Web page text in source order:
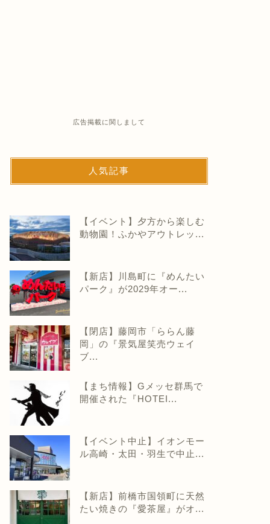
広告掲載に関しまして
人気記事
【イベント】夕方から楽しむ
動物園！ふかやアウトレッ...
【新店】川島町に『めんたい
パーク』が2029年オー...
【閉店】藤岡市「ららん藤
岡」の『景気屋笑売ウェイ
ブ...
【まち情報】Gメッセ群馬で
開催された『HOTEI...
【イベント中止】イオンモー
ル高崎・太田・羽生で中止...
【新店】前橋市国領町に天然
たい焼きの『愛茶屋』がオ...